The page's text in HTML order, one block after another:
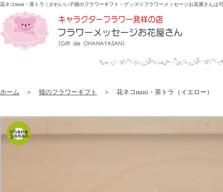
花ネコmini・茶トラ｜かわいい子猫のフラワーギフト・グッズ☆フラワーメッセージお花屋さんは
ホーム ＞ 猫のフラワーギフト ＞ 花ネコmini・茶トラ（イエロー）